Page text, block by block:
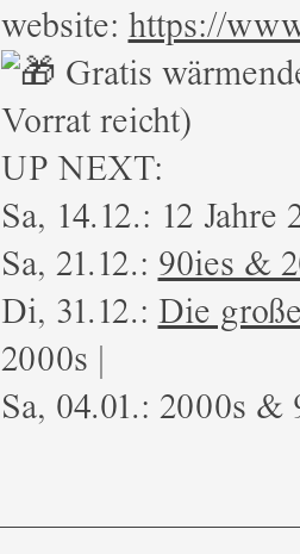
website: https://
Gratis
Vorrat reicht)
UP NEXT:
Sa, 14.12.: 12
Sa, 21.12.: 90ies &
Di, 31.12.: Die
2000s |
Sa, 04.01.: 2000s &